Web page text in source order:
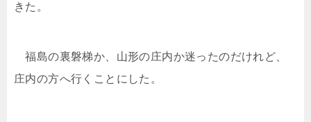
きた。
福島の裏磐梯か、山形の庄内か迷ったのだけれど、
庄内の方へ行くことにした。